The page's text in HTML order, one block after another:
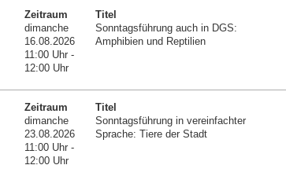
Zeitraum
dimanche
16.08.2026
11:00 Uhr -
12:00 Uhr
Titel
Sonntagsführung auch in DGS:
Amphibien und Reptilien
Zeitraum
dimanche
23.08.2026
11:00 Uhr -
12:00 Uhr
Titel
Sonntagsführung in vereinfachter
Sprache: Tiere der Stadt